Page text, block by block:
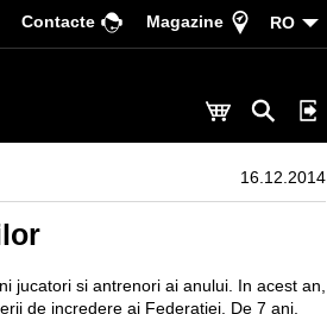
Сontacte Magazine RO
16.12.2014
jucatori si antrenori ai anului. In acest an,
de incredere ai Federatiei. De 7 ani,